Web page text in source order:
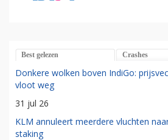
Best gelezen Crashes
Donkere wolken boven IndiGo:
vloot weg
31 jul 26
KLM annuleert meerdere vluchten
staking